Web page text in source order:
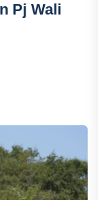
Pj Wali